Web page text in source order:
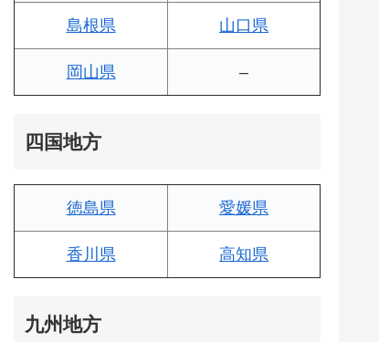
島根県 山口県
岡山県 –
四国地方
徳島県 愛媛県
香川県 高知県
九州地方